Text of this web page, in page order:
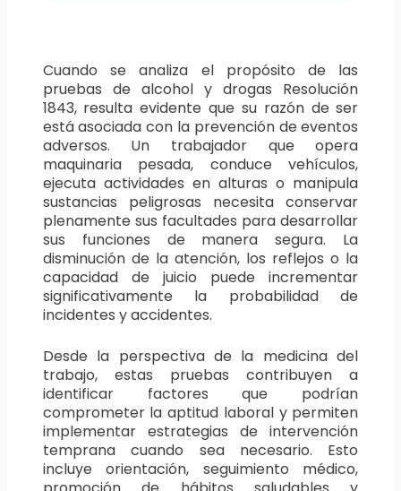
Cuando se analiza el propósito de las
pruebas de alcohol y drogas Resolución
1843, resulta evidente que su razón de ser
está asociada con la prevención de eventos
adversos. Un trabajador que opera
maquinaria pesada, conduce vehículos,
ejecuta actividades en alturas o manipula
sustancias peligrosas necesita conservar
plenamente sus facultades para desarrollar
sus funciones de manera segura. La
disminución de la atención, los reflejos o la
capacidad de juicio puede incrementar
significativamente la probabilidad de
incidentes y accidentes.
Desde la perspectiva de la medicina del
trabajo, estas pruebas contribuyen a
identificar factores que podrían
comprometer la aptitud laboral y permiten
implementar estrategias de intervención
temprana cuando sea necesario. Esto
incluye orientación, seguimiento médico,